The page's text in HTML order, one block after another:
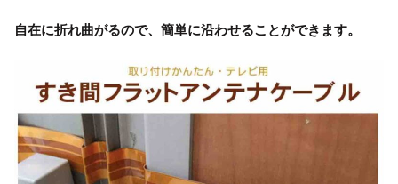
自在に折れ曲がるので、簡単に沿わせることができます。